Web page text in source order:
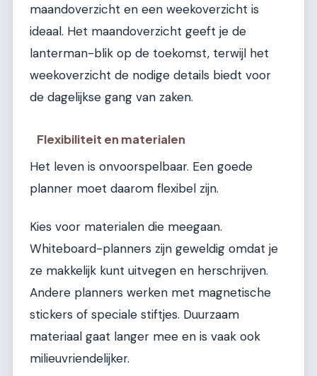
maandoverzicht en een weekoverzicht is
ideaal. Het maandoverzicht geeft je de
lanterman-blik op de toekomst, terwijl het
weekoverzicht de nodige details biedt voor
de dagelijkse gang van zaken.
Flexibiliteit en materialen
Het leven is onvoorspelbaar. Een goede
planner moet daarom flexibel zijn.
Kies voor materialen die meegaan.
Whiteboard-planners zijn geweldig omdat je
ze makkelijk kunt uitvegen en herschrijven.
Andere planners werken met magnetische
stickers of speciale stiftjes. Duurzaam
materiaal gaat langer mee en is vaak ook
milieuvriendelijker.